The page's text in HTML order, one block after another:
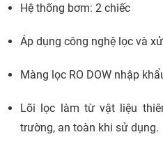
Hệ thống bơm: 2 chiếc
Áp dụng công nghệ lọc và
Màng lọc RO DOW nhập
Lõi lọc làm từ vật liệu
trường, an toàn khi sử dụng.